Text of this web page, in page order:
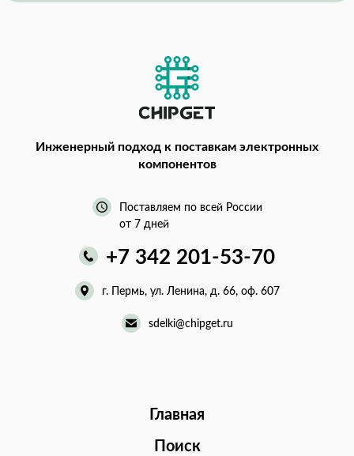
Инженерный подход к поставкам электронных
компонентов
Поставляем по всей России
от 7 дней
+7 342 201-53-70
г. Пермь, ул. Ленина, д. 66, оф. 607
sdelki@chipget.ru
Главная
Поиск